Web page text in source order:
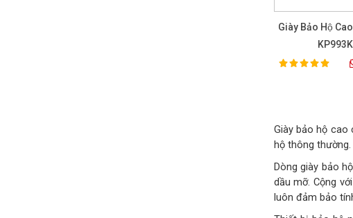
Giày Bảo Hộ
Rating:
100%
Giày bảo hộ cao
hộ thông
Dòng giày bảo
dầu mỡ. Cộng
luôn đảm bảo